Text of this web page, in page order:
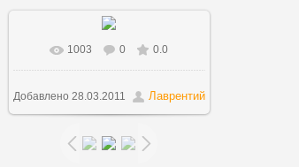
В реальном размере
1484x1150/ 318.4Kb
1003 0 0.0
Добавлено 28.03.2011 Лаврентий